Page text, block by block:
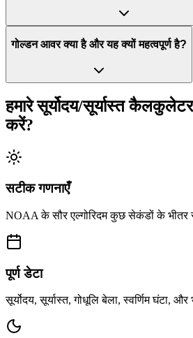
गोल्डन आवर क्या है और यह क्यों महत्वपूर्ण है?
हमारे सूर्योदय/सूर्यास्त
करें?
सटीक गणनाएँ
NOAA के सौर एल्गोरिदम कुछ सेकंडों के भीतर
पूर्ण डेटा
सूर्योदय, सूर्यास्त, गोधूलि बेला, स्वर्णिम घंटा,